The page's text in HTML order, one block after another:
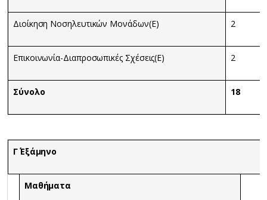
Διοίκηση Νοσηλευτικών Μονάδων(Ε) 2
Επικοινωνία-Διαπροσωπικές Σχέσεις(Ε) 2
Σύνολο 18
Γ΄ Εξάμηνο
Μαθήματα